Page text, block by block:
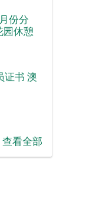
份分
园休憩
证书 澳
查看全部